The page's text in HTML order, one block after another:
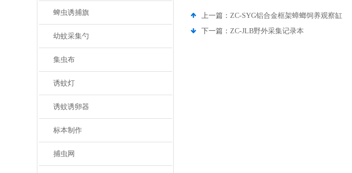
蜱虫诱捕旗
幼蚊采集勺
集虫布
诱蚊灯
诱蚊诱卵器
标本制作
捕虫网
上一篇： ZC-SYG铝合金框架蟑螂饲养观察缸
下一篇： ZC-JLB野外采集记录本